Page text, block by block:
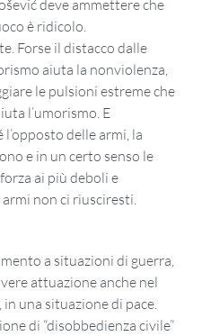
deve ammettere che
è ridicolo.
Forse il distacco dalle
aiuta la nonviolenza,
le pulsioni estreme che
l’umorismo. E
l’opposto delle armi, la
e in un certo senso le
ai più deboli e
non ci riusciresti.
a situazioni di guerra,
attuazione anche nel
una situazione di pace.
di “disobbedienza civile”